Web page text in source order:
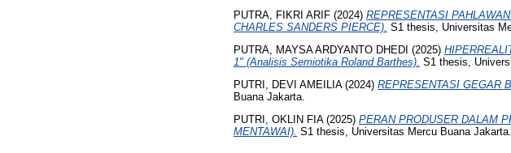
PUTRA, FIKRI ARIF (2024) REPRESENTASI
CHARLES SANDERS PIERCE). S1 thesis, Universitas
PUTRA, MAYSA ARDYANTO DHEDI (2025)
1" (Analisis Semiotika Roland Barthes). S1 thesis,
PUTRI, DEVI AMEILIA(2024) REPRESENTASI GEGAR
Buana Jakarta.
PUTRI, OKLIN FIA(2025) PERAN PRODUSER DALAM
MENTAWAI). S1 thesis, Universitas Mercu Buana Jakarta.